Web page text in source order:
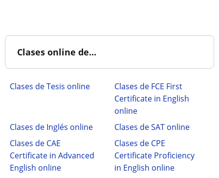
Clases online de...
Clases de Tesis online
Clases de FCE First
Certificate in English
online
Clases de Inglés online
Clases de SAT online
Clases de CAE
Certificate in Advanced
English online
Clases de CPE
Certificate Proficiency
in English online